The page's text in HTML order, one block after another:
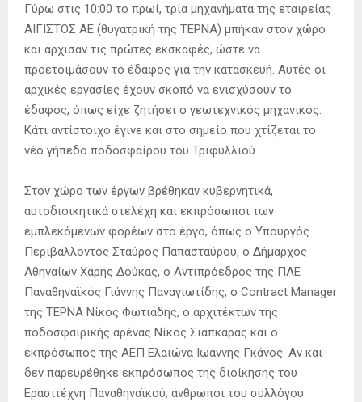
Γύρω στις 10:00 το πρωί, τρία μηχανήματα της εταιρείας
ΑΙΓΙΣΤΟΣ ΑΕ (θυγατρική της ΤΕΡΝΑ) μπήκαν στον χώρο
και άρχισαν τις πρώτες εκσκαφές, ώστε να
προετοιμάσουν το έδαφος για την κατασκευή. Αυτές οι
αρχικές εργασίες έχουν σκοπό να ενισχύσουν το
έδαφος, όπως είχε ζητήσει ο γεωτεχνικός μηχανικός.
Κάτι αντίστοιχο έγινε και στο σημείο που χτίζεται το
νέο γήπεδο ποδοσφαίρου του Τριφυλλιού.
Στον χώρο των έργων βρέθηκαν κυβερνητικά,
αυτοδιοικητικά στελέχη και εκπρόσωποι των
εμπλεκόμενων φορέων στο έργο, όπως ο Υπουργός
Περιβάλλοντος Σταύρος Παπασταύρου, ο Δήμαρχος
Αθηναίων Χάρης Δούκας, ο Αντιπρόεδρος της ΠΑΕ
Παναθηναϊκός Γιάννης Παναγιωτίδης, ο Contract Manager
της ΤΕΡΝΑ Νίκος Φωτιάδης, ο αρχιτέκτων της
ποδοσφαιρικής αρένας Νίκος Σιαπκαράς και ο
εκπρόσωπος της ΑΕΠ Ελαιώνα Ιωάννης Γκάνος. Αν και
δεν παρευρέθηκε εκπρόσωπος της διοίκησης του
Ερασιτέχνη Παναθηναϊκού, άνθρωποι του συλλόγου